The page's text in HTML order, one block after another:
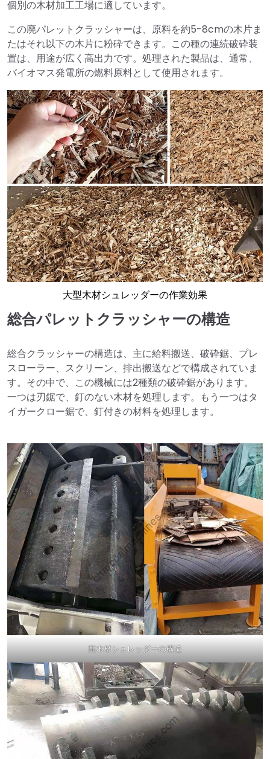
個別の木材加工工場に適しています。
この廃パレットクラッシャーは、原料を約5-8cmの木片ま
たはそれ以下の木片に粉砕できます。この種の連続破砕装
置は、用途が広く高出力です。処理された製品は、通常、
バイオマス発電所の燃料原料として使用されます。
大型木材シュレッダーの作業効果
総合パレットクラッシャーの構造
総合クラッシャーの構造は、主に給料搬送、破砕鋸、プレ
スローラー、スクリーン、排出搬送などで構成されていま
す。その中で、この機械には2種類の破砕鋸があります。
一つは刃鋸で、釘のない木材を処理します。もう一つはタ
イガークロー鋸で、釘付きの材料を処理します。
廃木材シュレッダーの構造